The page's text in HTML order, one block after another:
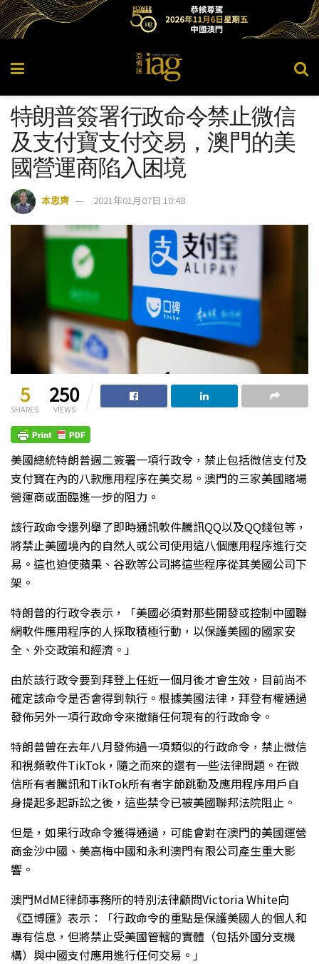
特朗普簽署行政命令禁止微信
及支付寶支付交易，澳門的美
國營運商陷入困境
本思齊 2021年01月07日 10:48
5
SHARES
250
VIEWS
美國總統特朗普週二簽署一項行政令，禁止包括微信支付及
支付寶在內的八款應用程序在美交易。澳門的三家美國賭場
營運商或面臨進一步的阻力。
該行政命令還列舉了即時通訊軟件騰訊QQ以及QQ錢包等，
將禁止美國境內的自然人或公司使用這八個應用程序進行交
易。這也迫使蘋果、谷歌等公司將這些程序從其美國公司下
架。
特朗普的行政令表示，「美國必須對那些開發或控制中國聯
網軟件應用程序的人採取積極行動，以保護美國的國家安
全、外交政策和經濟。」
由於該行政令要到拜登上任近一個月後才會生效，目前尚不
確定該命令是否會得到執行。根據美國法律，拜登有權通過
發佈另外一項行政命令來撤銷任何現有的行政命令。
特朗普曾在去年八月發佈過一項類似的行政命令，禁止微信
和視頻軟件TikTok，隨之而來的還有一些法律問題。在微
信所有者騰訊和TikTok所有者字節跳動及應用程序用戶自
身提起多起訴訟之後，這些禁令已被美國聯邦法院阻止。
但是，如果行政命令獲得通過，可能會對在澳門的美國運營
商金沙中國、美高梅中國和永利澳門有限公司產生重大影
響。
澳門MdME律師事務所的特別法律顧問Victoria White向
《亞博匯》表示：「行政命令的重點是保護美國人的個人和
專有信息，但將禁止受美國管轄的實體（包括外國分支機
構）與中國支付應用進行任何交易。」